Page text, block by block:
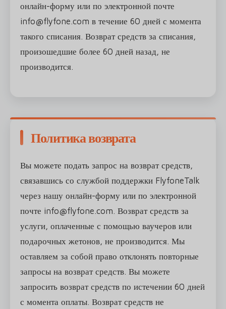
онлайн-форму или по электронной почте
info@flyfone.com в течение 60 дней с момента
такого списания. Возврат средств за списания,
произошедшие более 60 дней назад, не
производится.
Политика возврата
Вы можете подать запрос на возврат средств,
связавшись со службой поддержки FlyfoneTalk
через нашу онлайн-форму или по электронной
почте info@flyfone.com. Возврат средств за
услуги, оплаченные с помощью ваучеров или
подарочных жетонов, не производится. Мы
оставляем за собой право отклонять повторные
запросы на возврат средств. Вы можете
запросить возврат средств по истечении 60 дней
с момента оплаты. Возврат средств не